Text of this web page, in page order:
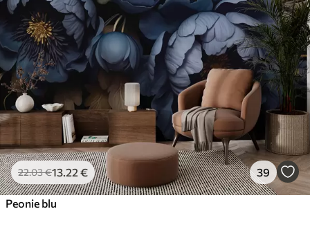
22.03€13 .22 € 39
Peonie blu